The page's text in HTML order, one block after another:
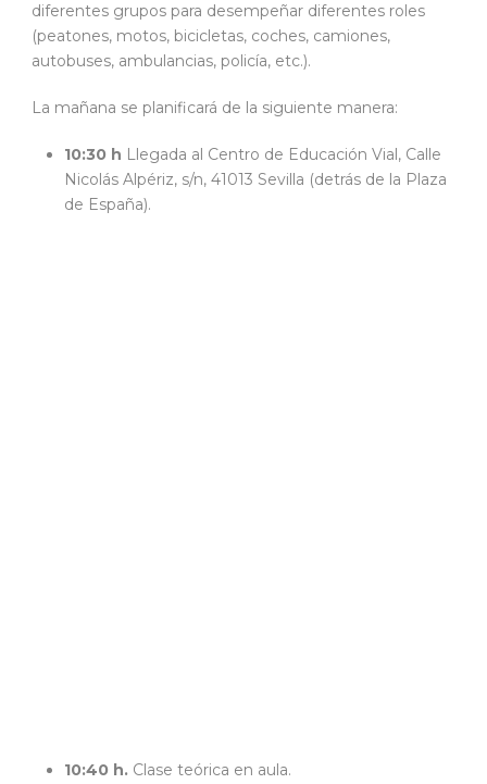
diferentes grupos para desempeñar diferentes roles
(peatones, motos, bicicletas, coches, camiones,
autobuses, ambulancias, policía, etc.).
La mañana se planificará de la siguiente manera:
10:30 h Llegada al Centro de Educación Vial, Calle
Nicolás Alpériz, s/n, 41013 Sevilla (detrás de la Plaza
de España).
10:40 h. Clase teórica en aula.